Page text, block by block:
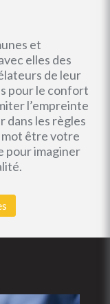
et
elles des
de leur
pour le confort
l’empreinte
dans les règles
mot être votre
pour imaginer